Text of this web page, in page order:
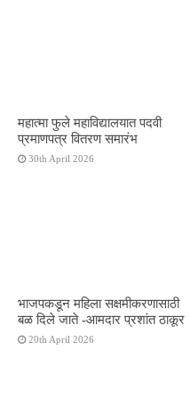
महात्मा फुले महाविद्यालयात पदवी
प्रमाणपत्र वितरण समारंभ
30th April 2026
भाजपकडून महिला सक्षमीकरणासाठी
बळ दिले जाते -आमदार प्रशांत ठाकूर
20th April 2026